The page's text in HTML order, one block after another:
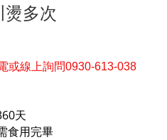
多次
或線上詢問0930-613-038
天
食用完畢